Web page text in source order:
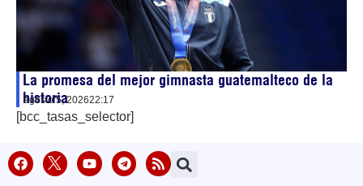
La promesa del mejor gimnasta guatemalteco de la
historia
agosto 5, 202622:17
[bcc_tasas_selector]